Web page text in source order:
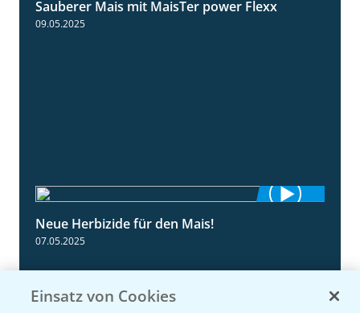
2:26
Sauberer Mais mit MaisTer power Flexx
09.05.2025
Neue Herbizide für den Mais!
07.05.2025
Einsatz von Cookies